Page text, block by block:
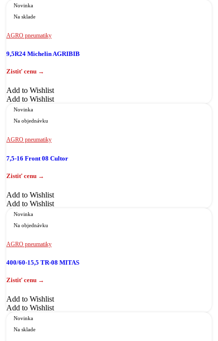
Novinka
Na sklade
AGRO pneumatiky
9,5R24 Michelin AGRIBIB
Add to Wishlist
Add to Wishlist
Novinka
Na objednávku
AGRO pneumatiky
7,5-16 Front 08 Cultor
Add to Wishlist
Add to Wishlist
Novinka
Na objednávku
AGRO pneumatiky
400/60-15,5 TR-08 MITAS
Add to Wishlist
Add to Wishlist
Novinka
Na sklade